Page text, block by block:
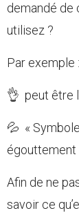
demandé de
utilisez ?
Par exemple :
👌 peut être
💦 «
égouttement
Afin de ne
savoir ce